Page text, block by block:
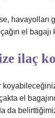
havayolları
el
ilaç
el
da